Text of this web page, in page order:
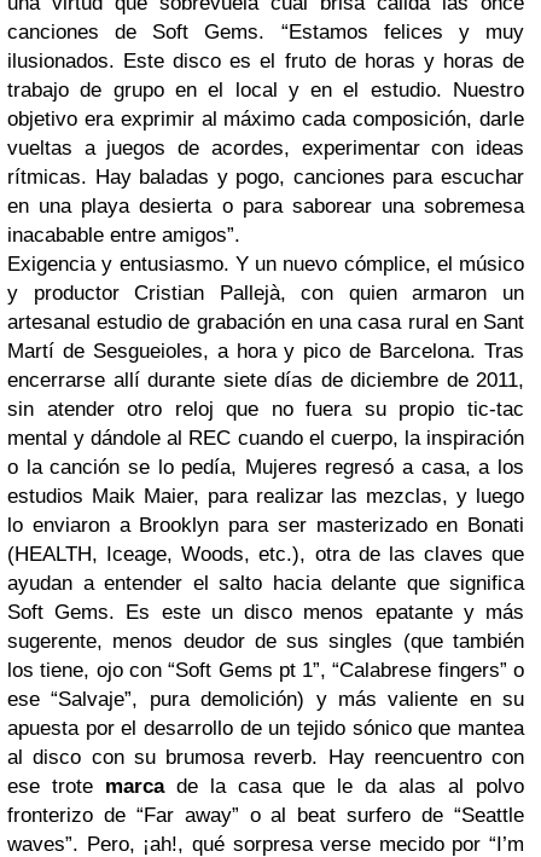
canciones de Soft Gems. “Estamos felices y muy
ilusionados. Este disco es el fruto de horas y horas de
trabajo de grupo en el local y en el estudio. Nuestro
objetivo era exprimir al máximo cada composición, darle
vueltas a juegos de acordes, experimentar con ideas
rítmicas. Hay baladas y pogo, canciones para escuchar
en una playa desierta o para saborear una sobremesa
inacabable entre amigos”.
Exigencia y entusiasmo. Y un nuevo cómplice, el músico
y productor Cristian Pallejà, con quien armaron un
artesanal estudio de grabación en una casa rural en Sant
Martí de Sesgueioles, a hora y pico de Barcelona. Tras
encerrarse allí durante siete días de diciembre de 2011,
sin atender otro reloj que no fuera su propio tic-tac
mental y dándole al REC cuando el cuerpo, la inspiración
o la canción se lo pedía, Mujeres regresó a casa, a los
estudios Maik Maier, para realizar las mezclas, y luego
lo enviaron a Brooklyn para ser masterizado en Bonati
(HEALTH, Iceage, Woods, etc.), otra de las claves que
ayudan a entender el salto hacia delante que significa
Soft Gems. Es este un disco menos epatante y más
sugerente, menos deudor de sus singles (que también
los tiene, ojo con “Soft Gems pt 1”, “Calabrese fingers” o
ese “Salvaje”, pura demolición) y más valiente en su
apuesta por el desarrollo de un tejido sónico que mantea
al disco con su brumosa reverb. Hay reencuentro con
ese trote marcade la casa que le da alas al polvo
fronterizo de “Far away” o al beat surfero de “Seattle
waves”. Pero, ¡ah!, qué sorpresa verse mecido por “I’m